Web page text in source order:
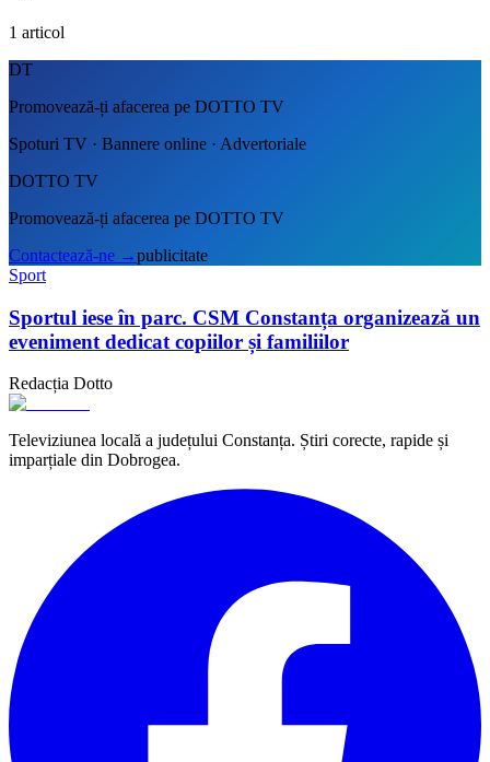
1 articol
DT
Promovează-ți afacerea pe DOTTO TV
Spoturi TV · Bannere online · Advertoriale
DOTTO TV
Promovează-ți afacerea pe DOTTO TV
Contactează-ne →publicitate
Sport
Sportul iese în parc. CSM Constanța organizează un
eveniment dedicat copiilor și familiilor
Redacția Dotto
Televiziunea locală a județului Constanța. Știri corecte, rapide și
imparțiale din Dobrogea.